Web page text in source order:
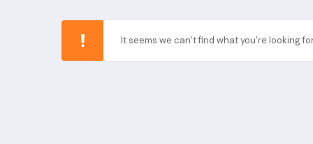
It seems we can’t find what you’re looking